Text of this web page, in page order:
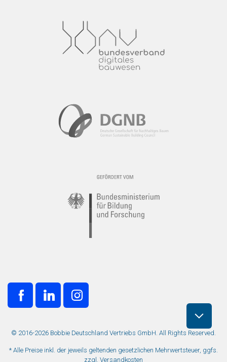
© 2016-2026 Bobbie Deutschland Vertriebs GmbH. All Rights Reserved.
* Alle Preise inkl. der jeweils geltenden gesetzlichen Mehrwertsteuer, ggfs.
zzgl. Versandkosten